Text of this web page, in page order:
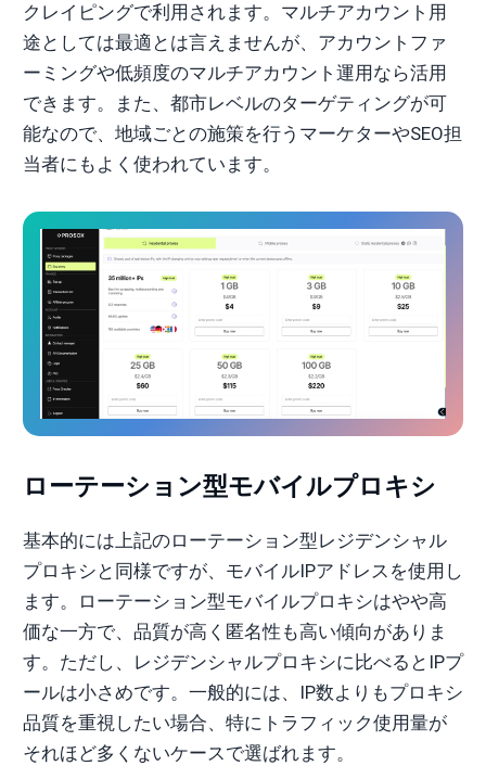
クレイピングで利用されます。マルチアカウント用
途としては最適とは言えませんが、アカウントファ
ーミングや低頻度のマルチアカウント運用なら活用
できます。また、都市レベルのターゲティングが可
能なので、地域ごとの施策を行うマーケターやSEO担
当者にもよく使われています。
ローテーション型モバイルプロキシ
基本的には上記のローテーション型レジデンシャル
プロキシと同様ですが、モバイルIPアドレスを使用し
ます。ローテーション型モバイルプロキシはやや高
価な一方で、品質が高く匿名性も高い傾向がありま
す。ただし、レジデンシャルプロキシに比べるとIPプ
ールは小さめです。一般的には、IP数よりもプロキシ
品質を重視したい場合、特にトラフィック使用量が
それほど多くないケースで選ばれます。